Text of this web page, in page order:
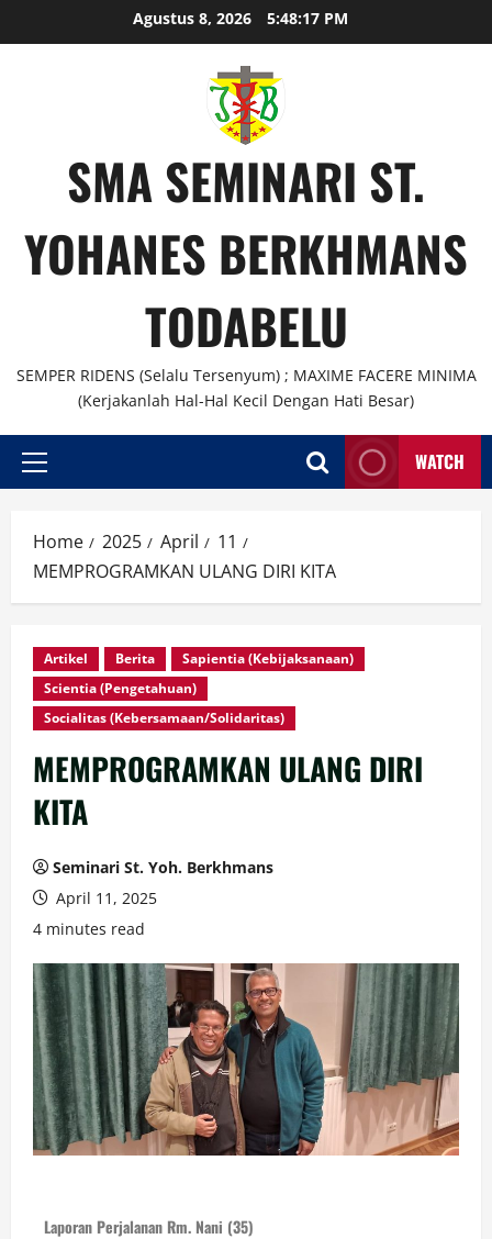
Agustus 8, 2026 5:48:18 PM
SMA SEMINARI ST.
YOHANES BERKHMANS
TODABELU
SEMPER RIDENS (Selalu Tersenyum) ; MAXIME FACERE MINIMA
(Kerjakanlah Hal-Hal Kecil Dengan Hati Besar)
WATCH
Home 2025 April
11
MEMPROGRAMKAN ULANG DIRI KITA
Artikel Berita
Sapientia (Kebijaksanaan)
Scientia (Pengetahuan)
Socialitas (Kebersamaan/Solidaritas)
MEMPROGRAMKAN ULANG DIRI
KITA
Seminari St. Yoh. Berkhmans
April 11, 2025
4 minutes read
Laporan Perjalanan Rm. Nani (35)